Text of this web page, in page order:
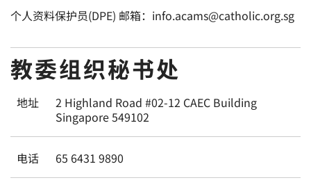
个人资料保护员(DPE) 邮箱：info.acams@catholic.org.sg
教委组织秘书处
地址
2 Highland Road #02-12 CAEC Building
Singapore 549102
电话 65 6431 9890